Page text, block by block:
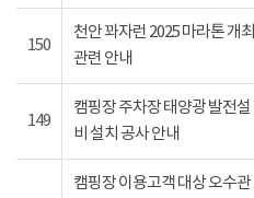
150
천안 꽈자런 2025 마라톤 개최
관련 안내
149
캠핑장 주차장 태양광 발전설
비 설치 공사 안내
캠핑장 이용고객 대상 오수관